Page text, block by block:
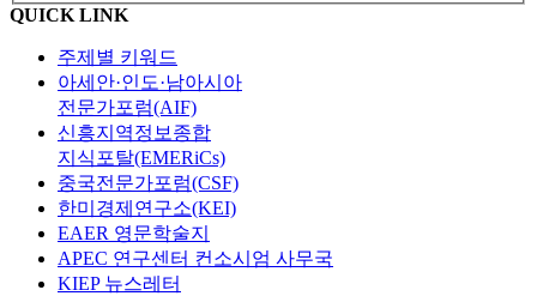
QUICK LINK
주제별 키워드
아세안·인도·남아시아
전문가포럼(AIF)
신흥지역정보종합
지식포탈(EMERiCs)
중국전문가포럼(CSF)
한미경제연구소(KEI)
EAER 영문학술지
APEC 연구센터 컨소시엄 사무국
KIEP 뉴스레터